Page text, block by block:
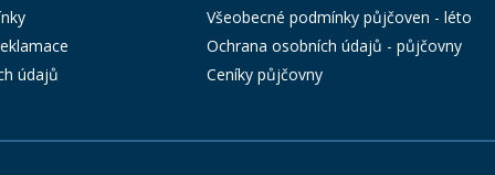
údajů
Všeobecné podmínky půjčoven - léto
Ochrana osobních údajů - půjčovny
Ceníky půjčovny